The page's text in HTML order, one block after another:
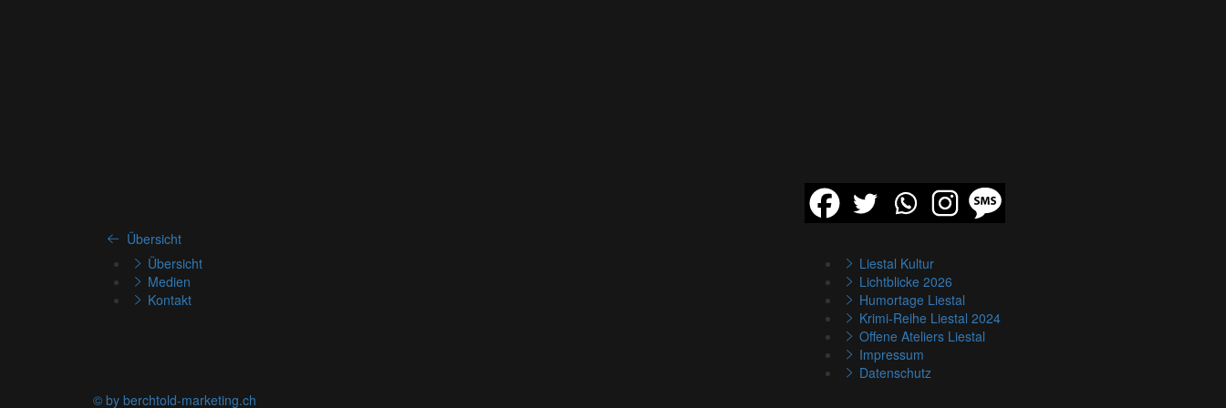
Übersicht
Übersicht
Medien
Kontakt
Liestal Kultur
Lichtblicke 2026
Humortage Liestal
Krimi-Reihe Liestal 2024
Offene Ateliers Liestal
Impressum
Datenschutz
© by berchtold-marketing.ch